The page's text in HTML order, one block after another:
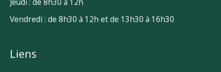
Vendredi : de 8h30 à 12h et de 13h30 à 16h30
Liens